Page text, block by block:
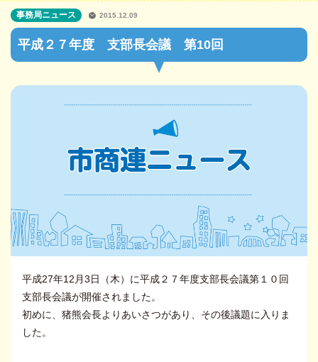
平成２７年度 支部長会議 第10回
事務局ニュース 2015.12.09
平成27年12月3日（木）に平成２７年度支部長会議第１０回
支部長会議が開催されました。
初めに、猪熊会長よりあいさつがあり、その後議題に入りま
した。